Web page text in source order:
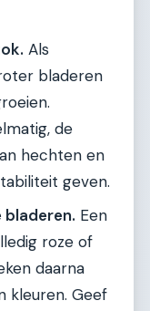
Als
bladeren
de
hechten en
geven.
bladeren. Een
roze of
daarna
kleuren. Geef